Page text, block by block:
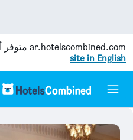
ar.hotelscombined.com متوفر
site in English